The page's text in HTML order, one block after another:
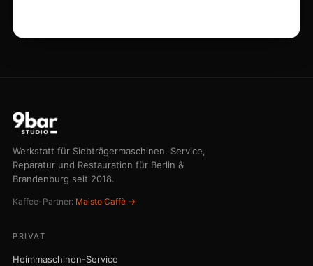
Werkstatt für Siebträgermaschinen. Service,
Reparatur und Restauration für Berlin &
Brandenburg seit 2018.
Kaffee-Partner: Maisto Caffè →
PRIVAT
Heimmaschinen-Service